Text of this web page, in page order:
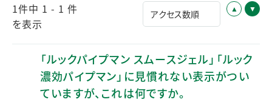
1件中 1 - 1 件
を表示
「ルックパイプマン スムースジェル」「ルック
濃効パイプマン」に見慣れない表示がつい
ていますが、これは何ですか。